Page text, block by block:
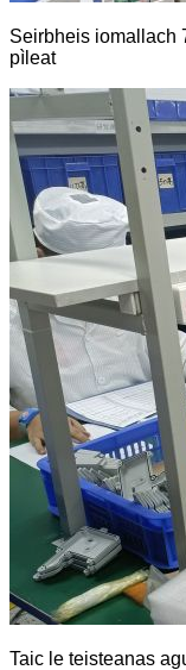
Seirbheis iomallach
pìleat
Taic le teisteanas